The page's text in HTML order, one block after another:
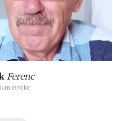
Ferenc
elnöke